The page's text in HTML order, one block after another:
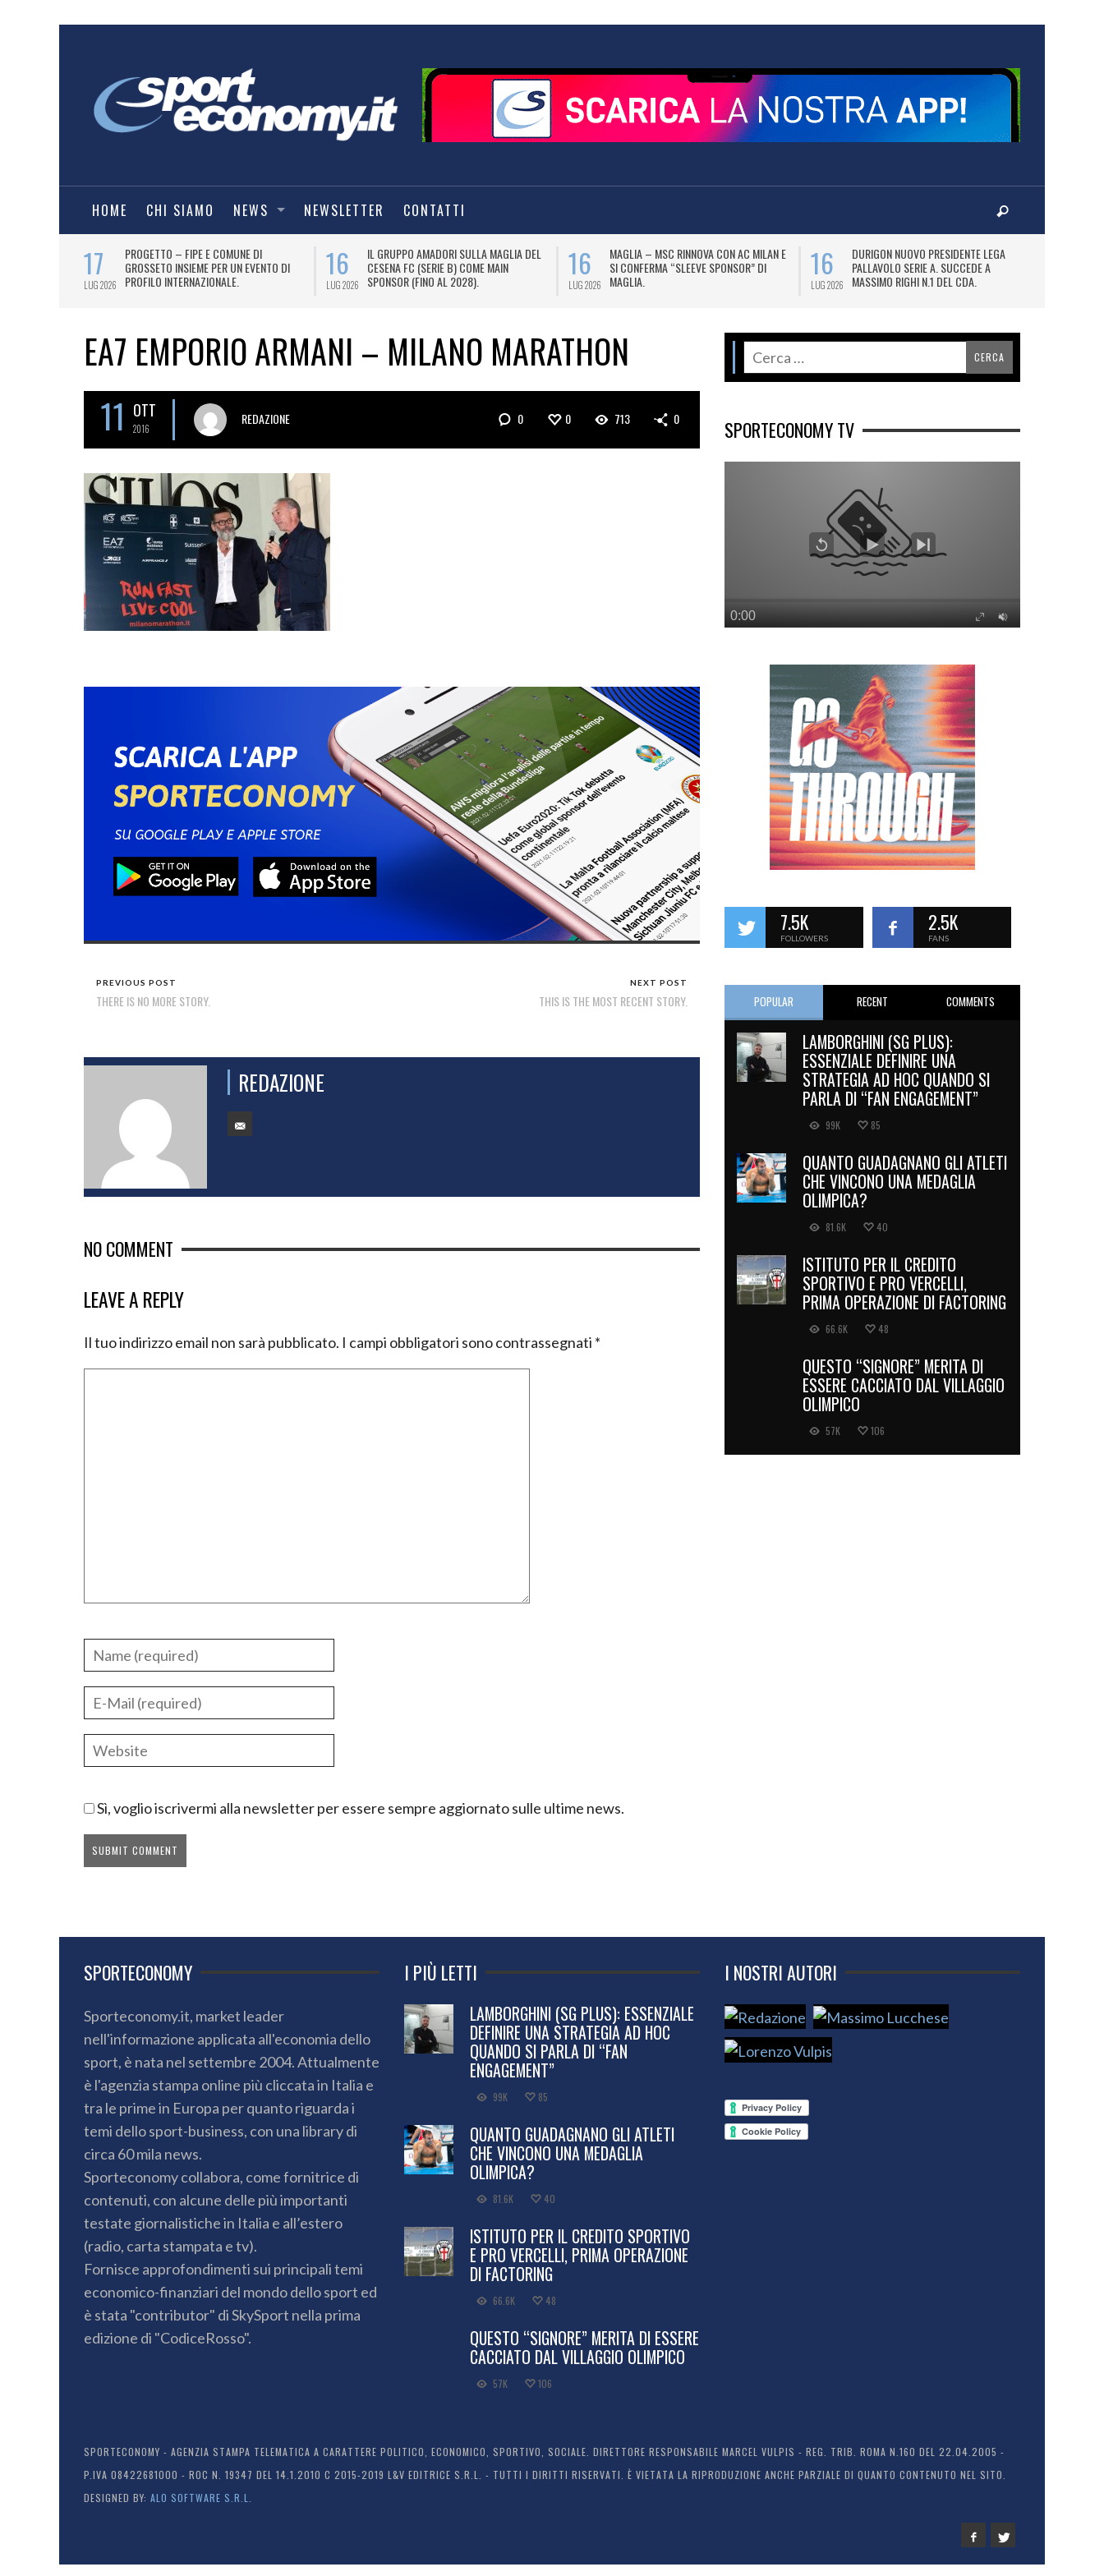
HOME CHI SIAMO NEWS NEWSLETTER CONTATTI
17
LUG 2026
PROGETTO – FIPE E COMUNE DI
GROSSETO INSIEME PER UN EVENTO DI
PROFILO INTERNAZIONALE.
16
LUG 2026
IL GRUPPO AMADORI SULLA MAGLIA DEL
CESENA FC (SERIE B) COME MAIN
SPONSOR (FINO AL 2028).
16
LUG 2026
MAGLIA – MSC RINNOVA CON AC MILAN E
SI CONFERMA “SLEEVE SPONSOR” DI
MAGLIA.
16
LUG 2026
DURIGON NUOVO PRESIDENTE LEGA
PALLAVOLO SERIE A. SUCCEDE A
MASSIMO RIGHI N.1 DEL CDA.
EA7 EMPORIO ARMANI – MILANO MARATHON
11 OTT
2016
REDAZIONE 0 0 713 0
PREVIOUS POST
THERE IS NO MORE STORY.
NEXT POST
THIS IS THE MOST RECENT STORY.
REDAZIONE
NO COMMENT
LEAVE A REPLY
Il tuo indirizzo email non sarà pubblicato. I campi obbligatori sono contrassegnati *
Sì, voglio iscrivermi alla newsletter per essere sempre aggiornato sulle ultime news.
SPORTECONOMY TV
7.5K
FOLLOWERS
2.5K
FANS
POPULAR RECENT COMMENTS
LAMBORGHINI (SG PLUS):
ESSENZIALE DEFINIRE UNA
STRATEGIA AD HOC QUANDO SI
PARLA DI “FAN ENGAGEMENT”
99K 85
QUANTO GUADAGNANO GLI ATLETI
CHE VINCONO UNA MEDAGLIA
OLIMPICA?
81.6K 40
ISTITUTO PER IL CREDITO
SPORTIVO E PRO VERCELLI,
PRIMA OPERAZIONE DI FACTORING
66.6K 48
QUESTO “SIGNORE” MERITA DI
ESSERE CACCIATO DAL VILLAGGIO
OLIMPICO
57K 106
SPORTECONOMY
Sporteconomy.it, market leader
nell'informazione applicata all'economia dello
sport, è nata nel settembre 2004. Attualmente
è l'agenzia stampa online più cliccata in Italia e
tra le prime in Europa per quanto riguarda i
temi dello sport-business, con una library di
circa 60 mila news.
Sporteconomy collabora, come fornitrice di
contenuti, con alcune delle più importanti
testate giornalistiche in Italia e all’estero
(radio, carta stampata e tv).
Fornisce approfondimenti sui principali temi
economico-finanziari del mondo dello sport ed
è stata "contributor" di SkySport nella prima
edizione di "CodiceRosso".
I PIÙ LETTI
LAMBORGHINI (SG PLUS): ESSENZIALE
DEFINIRE UNA STRATEGIA AD HOC
QUANDO SI PARLA DI “FAN
ENGAGEMENT”
99K 85
QUANTO GUADAGNANO GLI ATLETI
CHE VINCONO UNA MEDAGLIA
OLIMPICA?
81.6K 40
ISTITUTO PER IL CREDITO SPORTIVO
E PRO VERCELLI, PRIMA OPERAZIONE
DI FACTORING
66.6K 48
QUESTO “SIGNORE” MERITA DI ESSERE
CACCIATO DAL VILLAGGIO OLIMPICO
57K 106
I NOSTRI AUTORI
SPORTECONOMY - AGENZIA STAMPA TELEMATICA A CARATTERE POLITICO, ECONOMICO, SPORTIVO, SOCIALE. DIRETTORE RESPONSABILE MARCEL VULPIS - REG. TRIB. ROMA N.160 DEL 22.04.2005 -
P.IVA 08422681000 - ROC N. 19347 DEL 14.1.2010 C 2015-2019 L&V EDITRICE S.R.L. - TUTTI I DIRITTI RISERVATI. È VIETATA LA RIPRODUZIONE ANCHE PARZIALE DI QUANTO CONTENUTO NEL SITO.
DESIGNED BY: ALO SOFTWARE S.R.L.